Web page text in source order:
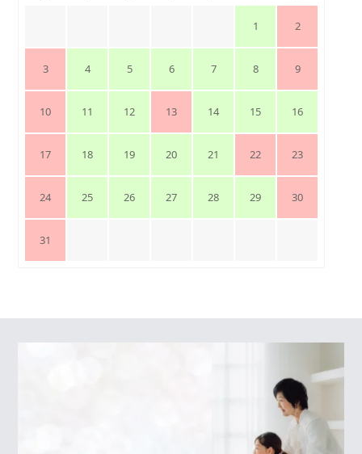
1 2
3 4 5 6 7 8 9
10 11 12 13 14 15 16
17 18 19 20 21 22 23
24 25 26 27 28 29 30
31